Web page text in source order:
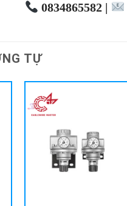
0834865582 |
TỰ